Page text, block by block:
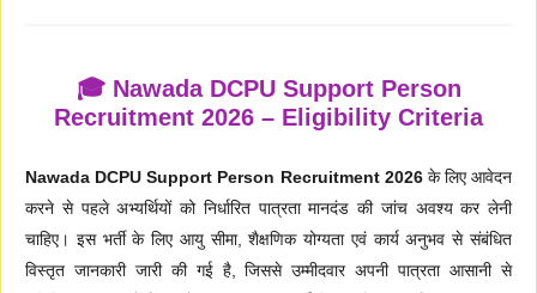
🎓 Nawada DCPU Support Person
Recruitment 2026 – Eligibility Criteria
Nawada DCPU Support Person Recruitment 2026के लिए आवेदन
करने से पहले अभ्यर्थियों को निर्धारित पात्रता मानदंड की जांच अवश्य कर लेनी
चाहिए। इस भर्ती के लिए आयु सीमा, शैक्षणिक योग्यता एवं कार्य अनुभव से संबंधित
विस्तृत जानकारी जारी की गई है, जिससे उम्मीदवार अपनी पात्रता आसानी से